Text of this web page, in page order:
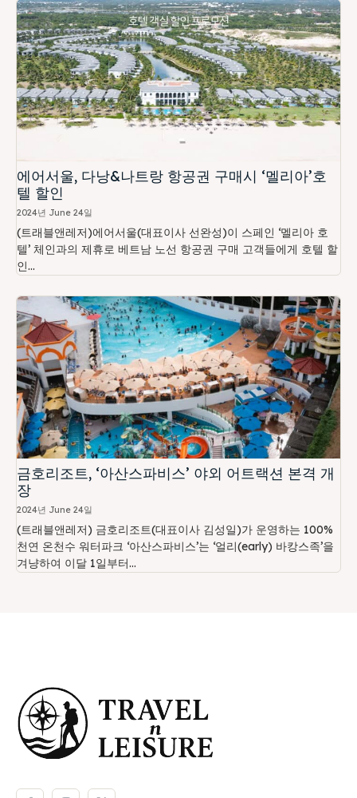
에어서울, 다낭&나트랑 항공권 구매시 ‘멜리아’호
텔 할인
2024년 June 24일
(트래블앤레저)에어서울(대표이사 선완성)이 스페인 ‘멜리아 호
텔’ 체인과의 제휴로 베트남 노선 항공권 구매 고객들에게 호텔 할
인...
금호리조트, ‘아산스파비스’ 야외 어트랙션 본격 개
장
2024년 June 24일
(트래블앤레저) 금호리조트(대표이사 김성일)가 운영하는 100%
천연 온천수 워터파크 ‘아산스파비스’는 ‘얼리(early) 바캉스족’을
겨냥하여 이달 1일부터...